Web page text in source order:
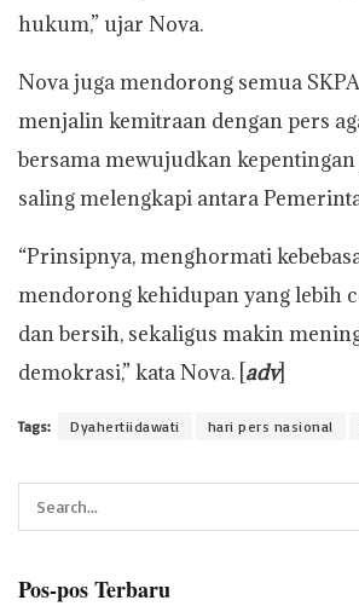
hukum,” ujar Nova.
Nova juga mendorong semua
menjalin kemitraan dengan pers
bersama mewujudkan
saling melengkapi antara
“Prinsipnya, menghormati
mendorong kehidupan yang lebih
dan bersih, sekaligus makin
demokrasi,” kata Nova. [ adv]
Tags: Dyahertiidawati hari pers nasional
Pos-pos Terbaru